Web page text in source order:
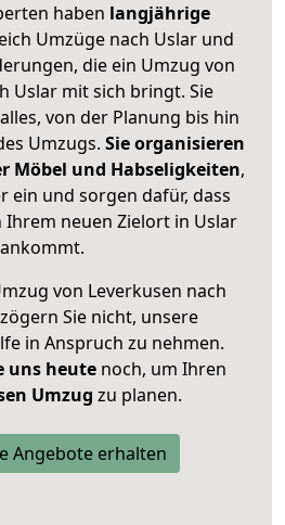
haben langjährige
Umzüge nach Uslar und
die ein Umzug von
Uslar mit sich bringt. Sie
von der Planung bis hin
Umzugs. Sie organisieren
Möbel und Habseligkeiten,
ein und sorgen dafür, dass
neuen Zielort in Uslar
ankommt.
von Leverkusen nach
Sie nicht, unsere
in Anspruch zu nehmen.
uns heutenoch, um Ihren
Umzug zu planen.
Angebote erhalten